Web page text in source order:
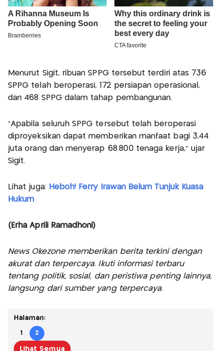
Menurut Sigit, ribuan SPPG tersebut terdiri atas 736
SPPG telah beroperasi, 172 persiapan operasional,
dan 468 SPPG dalam tahap pembangunan.
"Apabila seluruh SPPG tersebut telah beroperasi
diproyeksikan dapat memberikan manfaat bagi 3,44
juta orang dan menyerap 68.800 tenaga kerja," ujar
Sigit.
Lihat juga: Heboh! Ferry Irawan Belum Tunjuk Kuasa
Hukum
(Erha Aprili Ramadhoni)
News Okezone memberikan berita terkini dengan
akurat dan terpercaya. Ikuti informasi terbaru
tentang politik, sosial, dan peristiwa penting lainnya,
langsung dari sumber yang terpercaya.
Halaman:
1 2
Lihat Semua